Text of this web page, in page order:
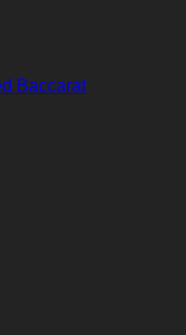
Baccarat